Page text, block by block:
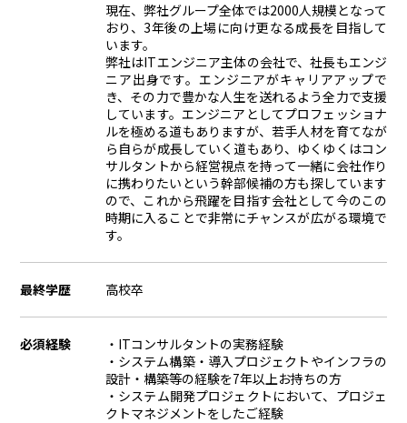
現在、弊社グループ全体では2000人規模となって
おり、3年後の上場に向け更なる成長を目指して
います。
弊社はITエンジニア主体の会社で、社長もエンジ
ニア出身です。エンジニアがキャリアアップで
き、その力で豊かな人生を送れるよう全力で支援
しています。エンジニアとしてプロフェッショナ
ルを極める道もありますが、若手人材を育てなが
ら自らが成長していく道もあり、ゆくゆくはコン
サルタントから経営視点を持って一緒に会社作り
に携わりたいという幹部候補の方も探しています
ので、これから飛躍を目指す会社として今のこの
時期に入ることで非常にチャンスが広がる環境で
す。
最終学歴 高校卒
必須経験
・ITコンサルタントの実務経験
・システム構築・導入プロジェクトやインフラの
設計・構築等の経験を7年以上お持ちの方
・システム開発プロジェクトにおいて、プロジェ
クトマネジメントをしたご経験